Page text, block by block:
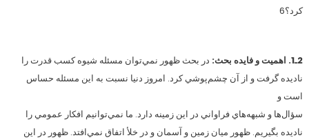
كرد؟6
2ـ1. اهميت و فايده بحث:
در بحث ظهور نمي‌توان مسئله شيوه كسب قدرت را
ناديده گرفت و از آن چشم‌پوشي كرد. امروز دنيا نسبت به اين مسئله حساس
است و
سؤال‌ها و شبهه‌هاي فراواني در اين زمينه دارد. ما نمي‌توانيم افكار عمومي را
ناديده بگيريم. ظهور ميان زمين و آسمان و در خلأ اتفاق نمي‌افتد. ظهور در اين